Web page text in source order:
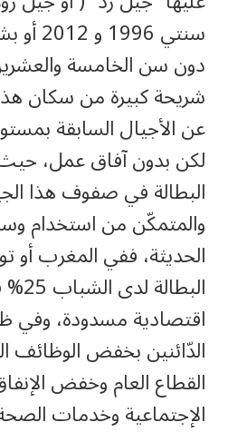
سنتي
دون سن الخامسة
شريحة كبيرة من سكان هذه
عن الأجيال السابقة
لكن بدون آفاق عمل،
البطالة في صفوف هذا
والمتمكّن من استخدام
الحديثة، ففي المغرب
اقتصادية مسدودة، وفي
الدّائنين بخفض
القطاع العام وخفض
الإجتماعية وخدمات